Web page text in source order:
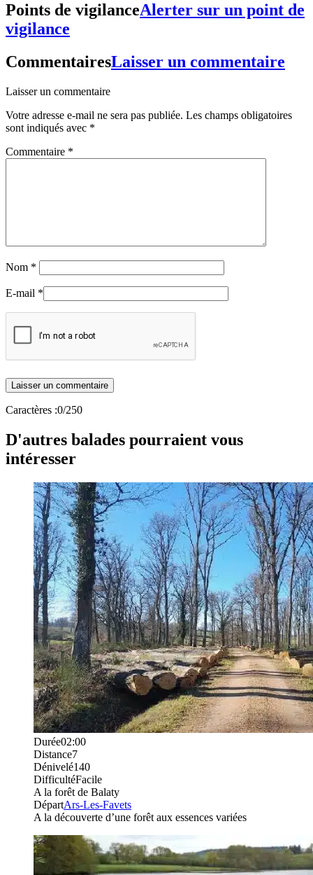
Points de vigilanceAlerter sur un point de
vigilance
CommentairesLaisser un commentaire
Laisser un commentaire
Votre adresse e-mail ne sera pas publiée. Les champs obligatoires
sont indiqués avec *
Commentaire *
Nom *
E-mail *
Caractères :0/250
D'autres balades pourraient vous
intéresser
Durée02:00
Distance7
Dénivelé140
DifficultéFacile
A la forêt de Balaty
DépartArs-Les-Favets
A la découverte d’une forêt aux essences variées